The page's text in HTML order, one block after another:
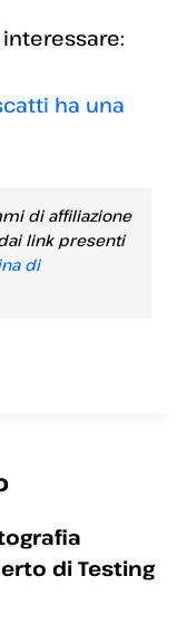
ha una
di affiliazione
link presenti
di
di Testing